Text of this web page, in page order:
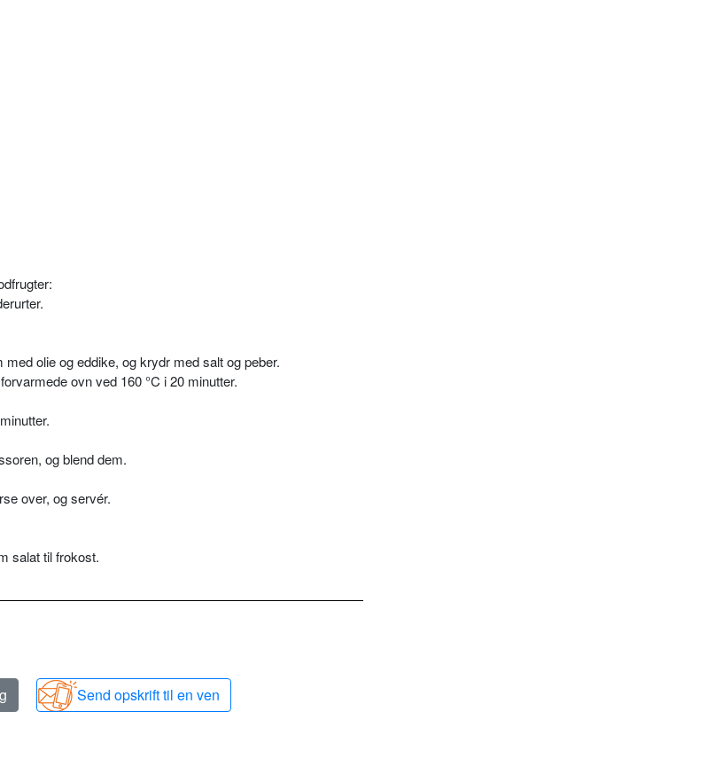
olie og eddike, og krydr med salt og peber.
ovn ved 160 °C i 20 minutter.
og blend dem.
over, og servér.
salat til frokost.
Send opskrift til en ven